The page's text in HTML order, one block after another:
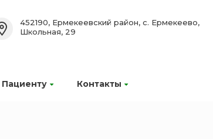
Пациенту Контакты
452190, Ермекеевский район, с. Ермекеево,
Школьная, 29